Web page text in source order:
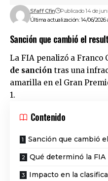
Última actualización: 14/06/2026
Sfaff Cfin Publicado 14 de
Sanción que cambió el
La FIA penalizó a Franco
de sanción tras una
amarilla en el Gran
1.
Contenido
Sanción que cambió
Qué determinó la FIA
Impacto en la